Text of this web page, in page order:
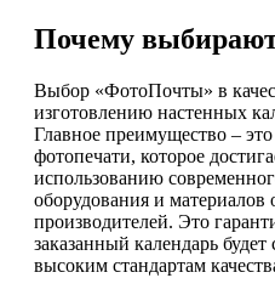
Почему
Выбор «ФотоПочты» в
изготовлению настенных
Главное преимущество –
фотопечати, которое
использованию
оборудования и
производителей. Это
заказанный календарь
высоким стандартам